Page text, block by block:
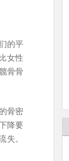
的平
女性
骨骨
骨密
降要
。